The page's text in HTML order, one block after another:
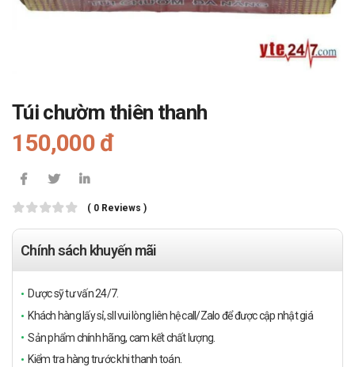
Túi chườm thiên thanh
150,000 đ
( 0 Reviews )
Chính sách khuyến mãi
Dược sỹ tư vấn 24/7.
Khách hàng lấy sỉ, sll vui lòng liên hệ call/Zalo để được cập nhật giá
Sản phẩm chính hãng, cam kết chất lượng.
Kiểm tra hàng trước khi thanh toán.